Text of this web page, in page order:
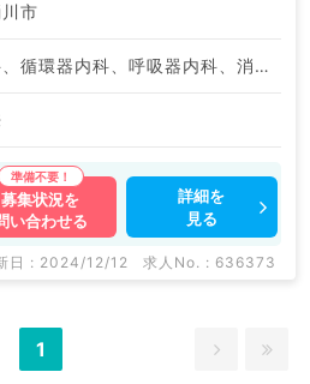
市
一般内科、循環器内科、呼吸器内科、消化器内科、腎臓内科、老年内科、血液内科、消化器外科
募集状況を
い合わせる
詳細を
見る
日 : 2024/12/12 求人No. : 636373
1